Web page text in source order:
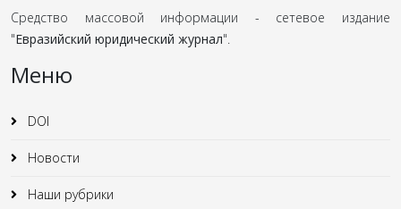
Средство массовой информации - сетевое издание
"Евразийский юридический журнал".
Меню
DOI
Новости
Наши рубрики